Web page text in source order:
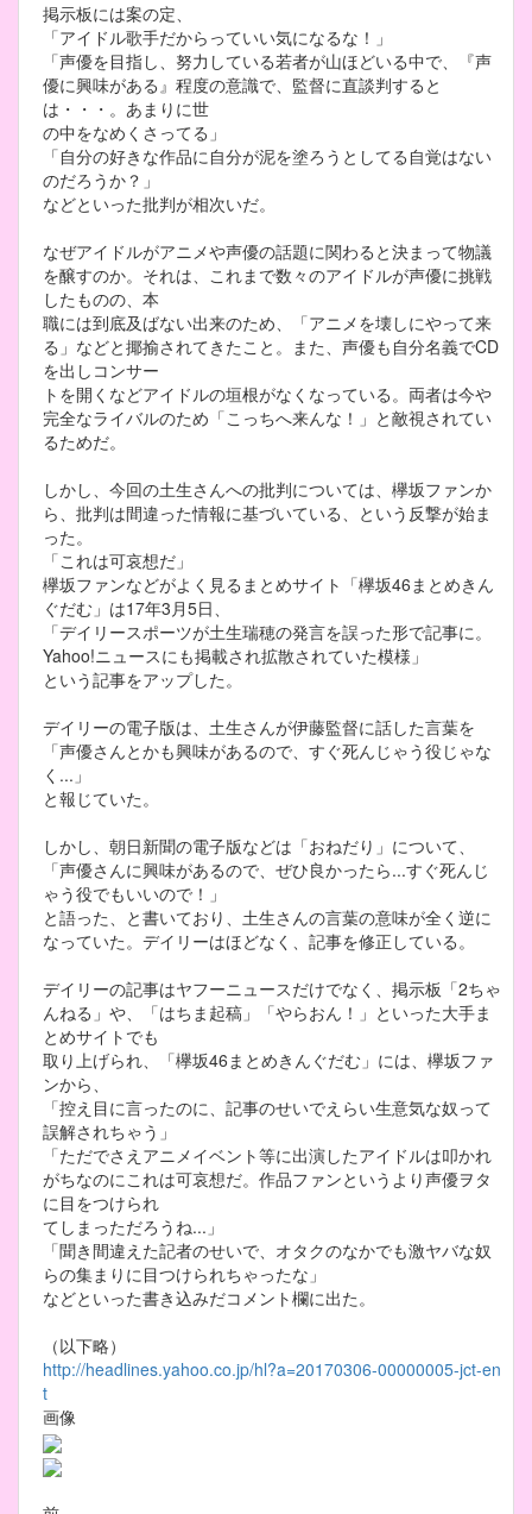
掲示板には案の定、
「アイドル歌手だからっていい気になるな！」
「声優を目指し、努力している若者が山ほどいる中で、『声
優に興味がある』程度の意識で、監督に直談判すると
は・・・。あまりに世
の中をなめくさってる」
「自分の好きな作品に自分が泥を塗ろうとしてる自覚はない
のだろうか？」
などといった批判が相次いだ。
なぜアイドルがアニメや声優の話題に関わると決まって物議
を醸すのか。それは、これまで数々のアイドルが声優に挑戦
したものの、本
職には到底及ばない出来のため、「アニメを壊しにやって来
る」などと揶揄されてきたこと。また、声優も自分名義でCD
を出しコンサー
トを開くなどアイドルの垣根がなくなっている。両者は今や
完全なライバルのため「こっちへ来んな！」と敵視されてい
るためだ。
しかし、今回の土生さんへの批判については、欅坂ファンか
ら、批判は間違った情報に基づいている、という反撃が始ま
った。
「これは可哀想だ」
欅坂ファンなどがよく見るまとめサイト「欅坂46まとめきん
ぐだむ」は17年3月5日、
「デイリースポーツが土生瑞穂の発言を誤った形で記事に。
Yahoo!ニュースにも掲載され拡散されていた模様」
という記事をアップした。
デイリーの電子版は、土生さんが伊藤監督に話した言葉を
「声優さんとかも興味があるので、すぐ死んじゃう役じゃな
く...」
と報じていた。
しかし、朝日新聞の電子版などは「おねだり」について、
「声優さんに興味があるので、ぜひ良かったら...すぐ死んじ
ゃう役でもいいので！」
と語った、と書いており、土生さんの言葉の意味が全く逆に
なっていた。デイリーはほどなく、記事を修正している。
デイリーの記事はヤフーニュースだけでなく、掲示板「2ちゃ
んねる」や、「はちま起稿」「やらおん！」といった大手ま
とめサイトでも
取り上げられ、「欅坂46まとめきんぐだむ」には、欅坂ファ
ンから、
「控え目に言ったのに、記事のせいでえらい生意気な奴って
誤解されちゃう」
「ただでさえアニメイベント等に出演したアイドルは叩かれ
がちなのにこれは可哀想だ。作品ファンというより声優ヲタ
に目をつけられ
てしまっただろうね...」
「聞き間違えた記者のせいで、オタクのなかでも激ヤバな奴
らの集まりに目つけられちゃったな」
などといった書き込みだコメント欄に出た。
（以下略）
http://headlines.yahoo.co.jp/hl?a=20170306-00000005-jct-en
t
画像